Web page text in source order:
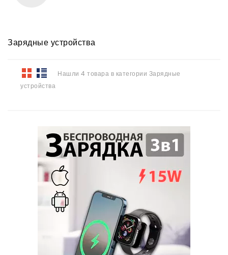
Зарядные устройства
Нашли 4 товара в категории Зарядные
устройства